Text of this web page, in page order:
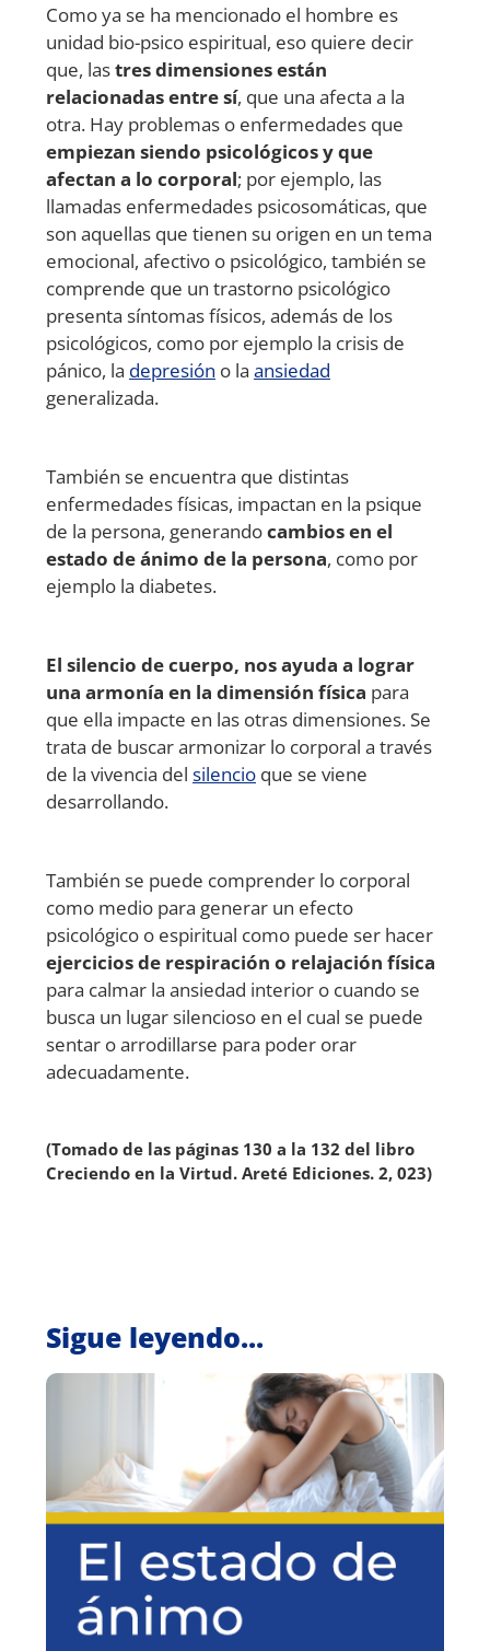
Como ya se ha mencionado el hombre es
unidad bio-psico espiritual, eso quiere decir
que, lastres dimensiones están
relacionadas entre sí, que una afecta a la
otra. Hay problemas o enfermedades que
empiezan siendo psicológicos y que
afectan a lo corporal; por ejemplo, las
llamadas enfermedades psicosomáticas, que
son aquellas que tienen su origen en un tema
emocional, afectivo o psicológico, también se
comprende que un trastorno psicológico
presenta síntomas físicos, además de los
psicológicos, como por ejemplo la crisis de
pánico, la depresión o la ansiedad
generalizada.
También se encuentra que distintas
enfermedades físicas, impactan en la psique
de la persona, generandocambios en el
estado de ánimo de la persona, como por
ejemplo la diabetes.
El silencio de cuerpo, nos ayuda a lograr
una armonía en la dimensión física para
que ella impacte en las otras dimensiones. Se
trata de buscar armonizar lo corporal a través
de la vivencia del silencio que se viene
desarrollando.
También se puede comprender lo corporal
como medio para generar un efecto
psicológico o espiritual como puede ser hacer
ejercicios de respiración o relajación física
para calmar la ansiedad interior o cuando se
busca un lugar silencioso en el cual se puede
sentar o arrodillarse para poder orar
adecuadamente.
(Tomado de las páginas 130 a la 132 del libro
Creciendo en la Virtud. Areté Ediciones. 2, 023)
Sigue leyendo...